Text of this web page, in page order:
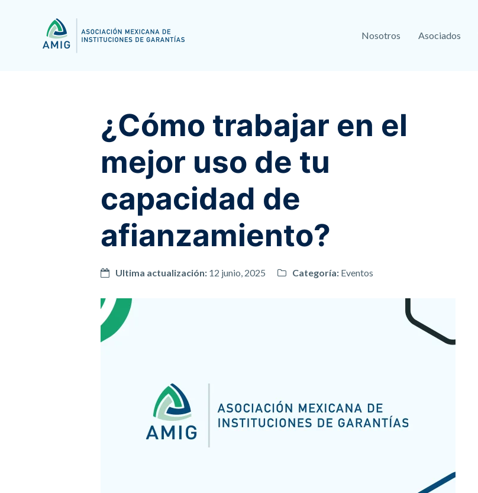
Nosotros Asociados
¿Cómo trabajar en el
mejor uso de tu
capacidad de
afianzamiento?
Ultima actualización: 12 junio, 2025 Categoría: Eventos